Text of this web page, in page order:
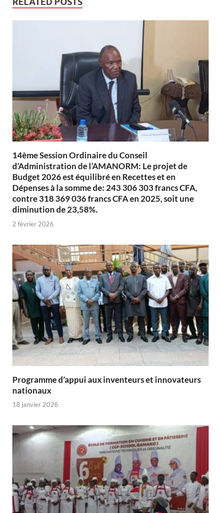
14ème Session Ordinaire du Conseil
d’Administration de l’AMANORM: Le projet de
Budget 2026 est équilibré en Recettes et en
Dépenses à la somme de: 243 306 303 francs CFA,
contre 318 369 036 francs CFA en 2025, soit une
diminution de 23,58%.
2 février 2026
Programme d’appui aux inventeurs et innovateurs
nationaux
18 janvier 2026